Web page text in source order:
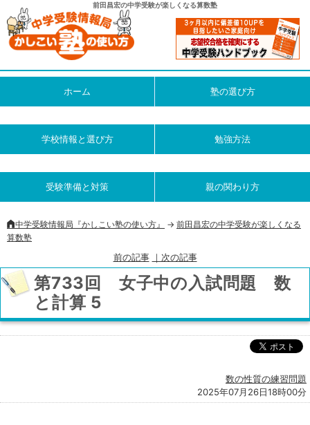
前田昌宏の中学受験が楽しくなる算数塾
ホーム 塾の選び方
学校情報と選び方 勉強方法
受験準備と対策 親の関わり方
中学受験情報局『かしこい塾の使い方』 -> 前田昌宏の中学受験が楽しくなる
算数塾
前の記事 ｜次の記事
第733回 女子中の入試問題 数
と計算 5
数の性質の練習問題
2025年07月26日18時00分